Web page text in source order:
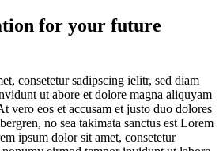
for your future
consetetur sadipscing ielitr, sed diam
ut abore et dolore magna aliquyam
vero eos et accusam et justo duo dolores
no sea takimata sanctus est Lorem
ipsum dolor sit amet, consetetur